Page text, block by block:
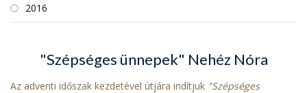
2016
"Szépséges ünnepek" Nehéz Nóra
Az adventi időszak kezdetével útjára indítjuk "Szépséges